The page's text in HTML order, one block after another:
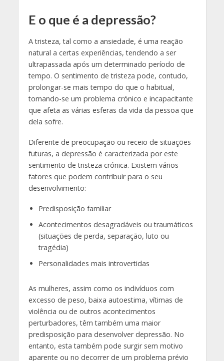
E o que é a depressão?
A tristeza, tal como a ansiedade, é uma reação
natural a certas experiências, tendendo a ser
ultrapassada após um determinado período de
tempo. O sentimento de tristeza pode, contudo,
prolongar-se mais tempo do que o habitual,
tornando-se um problema crónico e incapacitante
que afeta as várias esferas da vida da pessoa que
dela sofre.
Diferente de preocupação ou receio de situações
futuras, a depressão é caracterizada por este
sentimento de tristeza crónica. Existem vários
fatores que podem contribuir para o seu
desenvolvimento:
Predisposição familiar
Acontecimentos desagradáveis ou traumáticos
(situações de perda, separação, luto ou
tragédia)
Personalidades mais introvertidas
As mulheres, assim como os indivíduos com
excesso de peso, baixa autoestima, vítimas de
violência ou de outros acontecimentos
perturbadores, têm também uma maior
predisposição para desenvolver depressão. No
entanto, esta também pode surgir sem motivo
aparente ou no decorrer de um problema prévio